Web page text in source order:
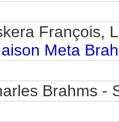
François,
Meta
Brahms -